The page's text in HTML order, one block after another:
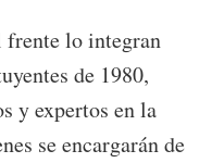
lo integran
de 1980,
y expertos en la
se encargarán de